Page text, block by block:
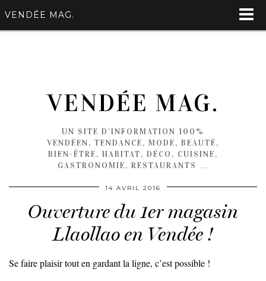
VENDÉE MAG.
VENDÉE MAG.
UN SITE D'INFORMATION 100%
VENDÉEN, TENDANCE, MODE, BEAUTÉ,
BIEN-ÊTRE, HABITAT, DÉCO, CUISINE,
GASTRONOMIE, RESTAURANTS …
14 AVRIL 2016
Ouverture du 1er magasin
Llaollao en Vendée !
Se faire plaisir tout en gardant la ligne, c’est possible !